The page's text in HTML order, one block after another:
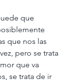
que
que nos las
pero se trata
que va
se trata de ir